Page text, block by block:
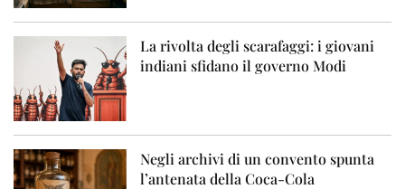
La rivolta degli scarafaggi: i giovani
indiani sfidano il governo Modi
Negli archivi di un convento spunta
l’antenata della Coca-Cola